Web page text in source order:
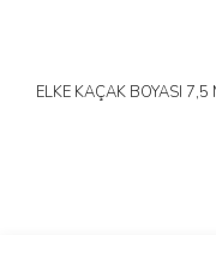
ELKE KAÇAK BOYASI 7,5